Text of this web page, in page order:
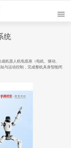
统
机器人机电底座（电机、驱动、
与运动控制，完成整机具身智能闭